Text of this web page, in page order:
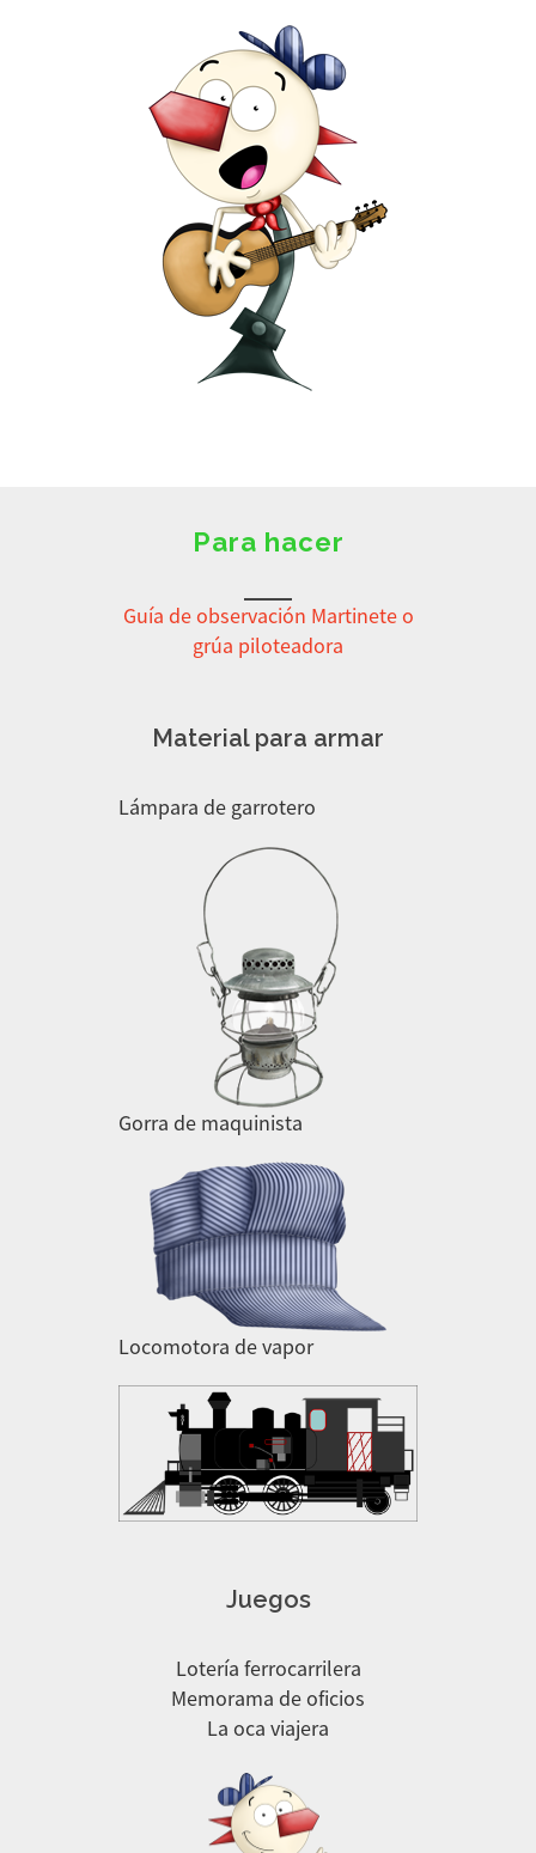
Para hacer
Guía de observación Martinete o
grúa piloteadora
Material para armar
Lámpara de garrotero
Gorra de maquinista
Locomotora de vapor
Juegos
Lotería ferrocarrilera
Memorama de oficios
La oca viajera